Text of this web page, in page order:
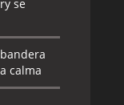
se
calma